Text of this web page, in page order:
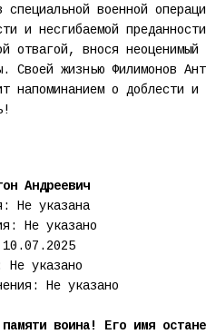
специальной военной
и несгибаемой
отвагой, внося
Своей жизнью Филимонов
напоминанием о доблести
Андреевич
Не указана
Не указано
Не указано
Не указано
воина! Его имя